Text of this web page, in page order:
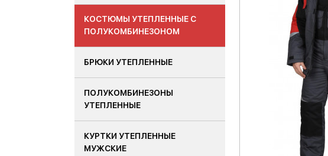
КОСТЮМЫ УТЕПЛЕННЫЕ С
ПОЛУКОМБИНЕЗОНОМ
БРЮКИ УТЕПЛЕННЫЕ
ПОЛУКОМБИНЕЗОНЫ
УТЕПЛЕННЫЕ
КУРТКИ УТЕПЛЕННЫЕ
МУЖСКИЕ